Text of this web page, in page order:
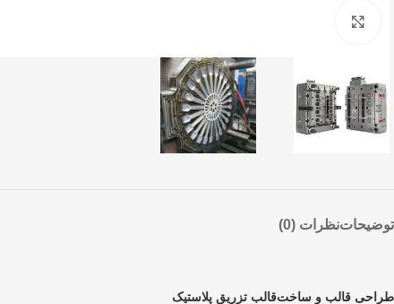
توضیحاتنظرات (0)
طراحی قالب و ساختقالب تزریق پلاستیک